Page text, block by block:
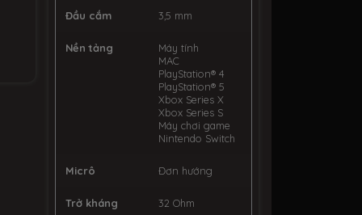
Đầu cắm 3,5 mm
Nền tảng
Máy tính
MAC
PlayStation® 4
PlayStation® 5
Xbox Series X
Xbox Series S
Máy chơi game
Nintendo Switch
Micrô Đơn hướng
Trở kháng 32 Ohm